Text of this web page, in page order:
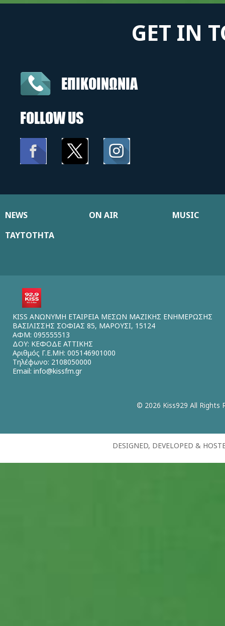
GET IN
ΕΠΙΚΟΙΝΩΝΙΑ
FOLLOW US
NEWS ON AIR
MUSIC
ΤΑΥΤΟΤΗΤΑ
KISS ΑΝΩΝΥΜΗ ΕΤΑΙΡΕΙΑ ΜΕΣΩΝ ΜΑΖΙΚΗΣ ΕΝΗΜΕΡΩΣΗΣ
ΒΑΣΙΛΙΣΣΗΣ ΣΟΦΙΑΣ 85, ΜΑΡΟΥΣΙ, 15124
ΑΦΜ: 095555513
ΔΟΥ: ΚΕΦΟΔΕ ΑΤΤΙΚΗΣ
Αριθμός Γ.Ε.ΜΗ: 005146901000
Τηλέφωνο: 2108050000
Email: info@kissfm.gr
© 2026 Kiss929 All Rights
DESIGNED, DEVELOPED &